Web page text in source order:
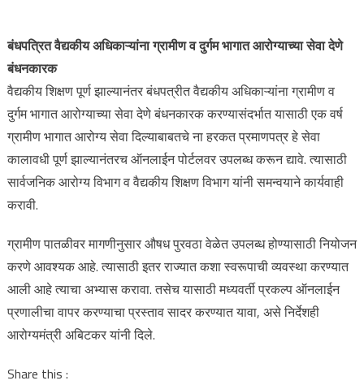
बंधपत्रित वैद्यकीय अधिकाऱ्यांना ग्रामीण व दुर्गम भागात आरोग्याच्या सेवा देणे
बंधनकारक
वैद्यकीय शिक्षण पूर्ण झाल्यानंतर बंधपत्रीत वैद्यकीय अधिकाऱ्यांना ग्रामीण व
दुर्गम भागात आरोग्याच्या सेवा देणे बंधनकारक करण्यासंदर्भात यासाठी एक वर्ष
ग्रामीण भागात आरोग्य सेवा दिल्याबाबतचे ना हरकत प्रमाणपत्र हे सेवा
कालावधी पूर्ण झाल्यानंतरच ऑनलाईन पोर्टलवर उपलब्ध करून द्यावे. त्यासाठी
सार्वजनिक आरोग्य विभाग व वैद्यकीय शिक्षण विभाग यांनी समन्वयाने कार्यवाही
करावी.
ग्रामीण पातळीवर मागणीनुसार औषध पुरवठा वेळेत उपलब्ध होण्यासाठी नियोजन
करणे आवश्यक आहे. त्यासाठी इतर राज्यात कशा स्वरूपाची व्यवस्था करण्यात
आली आहे त्याचा अभ्यास करावा. तसेच यासाठी मध्यवर्ती प्रकल्प ऑनलाईन
प्रणालीचा वापर करण्याचा प्रस्ताव सादर करण्यात यावा, असे निर्देशही
आरोग्यमंत्री अबिटकर यांनी दिले.
Share this :